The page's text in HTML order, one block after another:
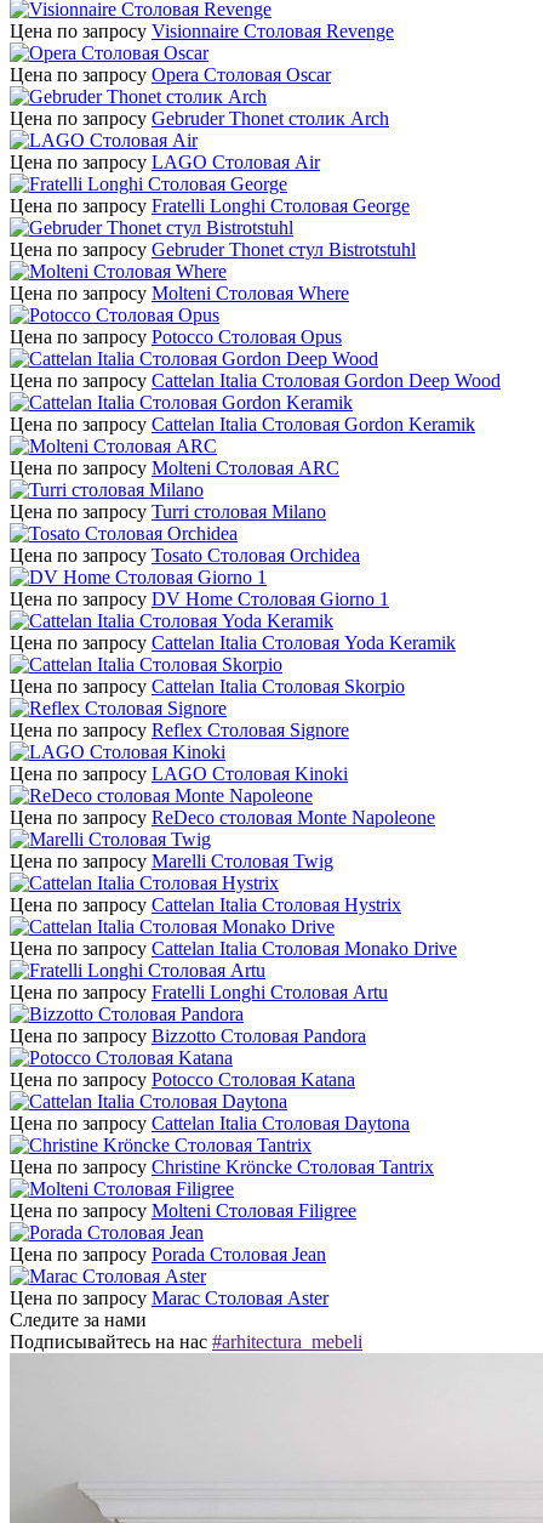
Цена по запросу Visionnaire Столовая Revenge
Цена по запросу Opera Cтоловая Oscar
Цена по запросу Gebruder Thonet столик Arch
Цена по запросу LAGO Cтоловая Air
Цена по запросу Fratelli Longhi Столовая George
Цена по запросу Gebruder Thonet стул Bistrotstuhl
Цена по запросу Molteni Столовая Where
Цена по запросу Potocco Столовая Opus
Цена по запросу Cattelan Italia Столовая Gordon Deep Wood
Цена по запросу Cattelan Italia Столовая Gordon Keramik
Цена по запросу Molteni Столовая ARC
Цена по запросу Turri столовая Milano
Цена по запросу Tosato Столовая Orchidea
Цена по запросу DV Home Столовая Giorno 1
Цена по запросу Cattelan Italia Столовая Yoda Keramik
Цена по запросу Cattelan Italia Столовая Skorpio
Цена по запросу Reflex Столовая Signore
Цена по запросу LAGO Столовая Kinoki
Цена по запросу ReDeco столовая Monte Napoleone
Цена по запросу Marelli Столовая Twig
Цена по запросу Cattelan Italia Столовая Hystrix
Цена по запросу Cattelan Italia Столовая Monako Drive
Цена по запросу Fratelli Longhi Столовая Artu
Цена по запросу Bizzotto Столовая Pandora
Цена по запросу Potocco Столовая Katana
Цена по запросу Cattelan Italia Столовая Daytona
Цена по запросу Christine Kröncke Столовая Tantrix
Цена по запросу Molteni Столовая Filigree
Цена по запросу Porada Столовая Jean
Цена по запросу Marac Столовая Aster
Следите за нами
Подписывайтесь на нас #arhitectura_mebeli